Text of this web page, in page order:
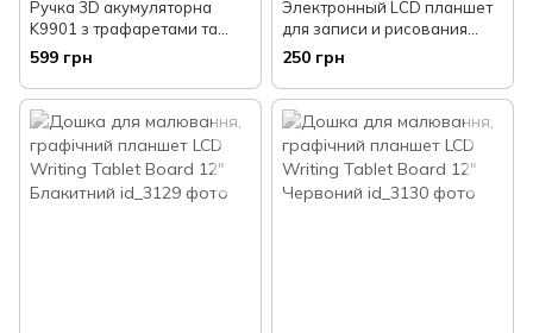
Ручка 3D акумуляторна
K9901 з трафаретами та
набором пластику
599 грн
Электронный LCD планшет
для записи и рисования
Writing Tablet 8.5"
250 грн